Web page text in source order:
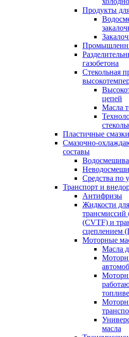
Продукты
газобетона
Стекольная
цепей
Масла
Пластичные смазки
Смазочно-
составы
Средства по
Транспорт и
Антифризы
Жидкости
трансмиссий
(CVTF) и
сцеплением
Моторные
Масла
топливе
масла